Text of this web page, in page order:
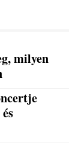
milyen